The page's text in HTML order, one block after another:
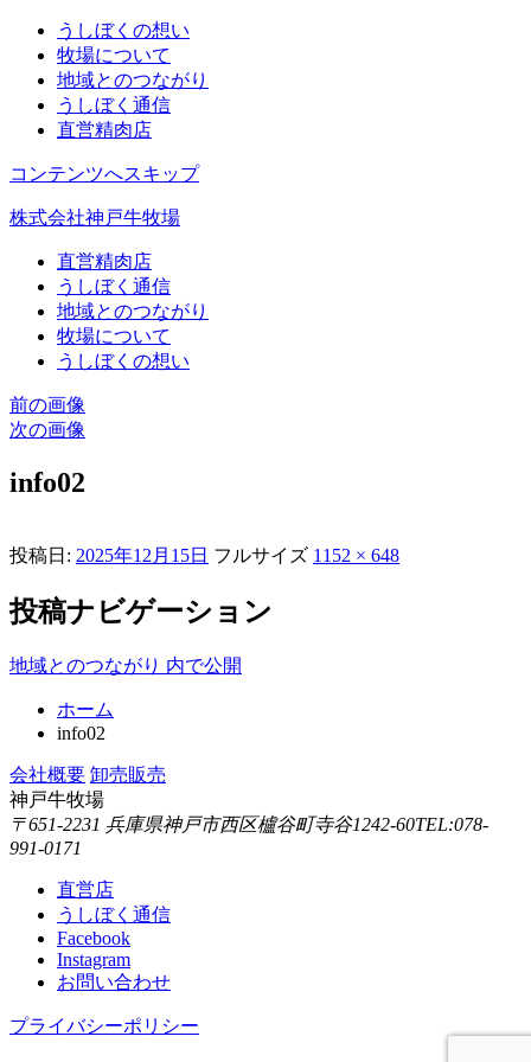
うしぼくの想い
牧場について
地域とのつながり
うしぼく通信
直営精肉店
コンテンツへスキップ
株式会社神戸牛牧場
直営精肉店
うしぼく通信
地域とのつながり
牧場について
うしぼくの想い
前の画像
次の画像
info02
投稿日: 2025年12月15日 フルサイズ 1152 × 648
投稿ナビゲーション
地域とのつながり 内で公開
ホーム
info02
会社概要 卸売販売
神戸牛牧場
〒651-2231 兵庫県神戸市西区櫨谷町寺谷1242-60TEL:078-
991-0171
直営店
うしぼく通信
Facebook
Instagram
お問い合わせ
プライバシーポリシー